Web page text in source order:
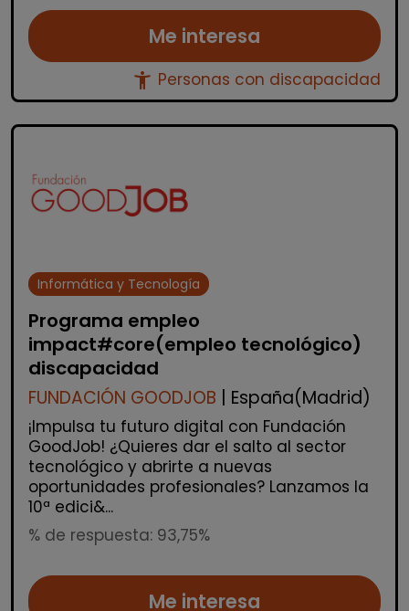
Me interesa
accessibility_new Personas con discapacidad
Informática y Tecnología
Programa empleo
impact#core(empleo tecnológico)
discapacidad
FUNDACIÓN GOODJOB | España(Madrid)
¡Impulsa tu futuro digital con Fundación
GoodJob! ¿Quieres dar el salto al sector
tecnológico y abrirte a nuevas
oportunidades profesionales? Lanzamos la
10ª edici&...
% de respuesta: 93,75%
Me interesa